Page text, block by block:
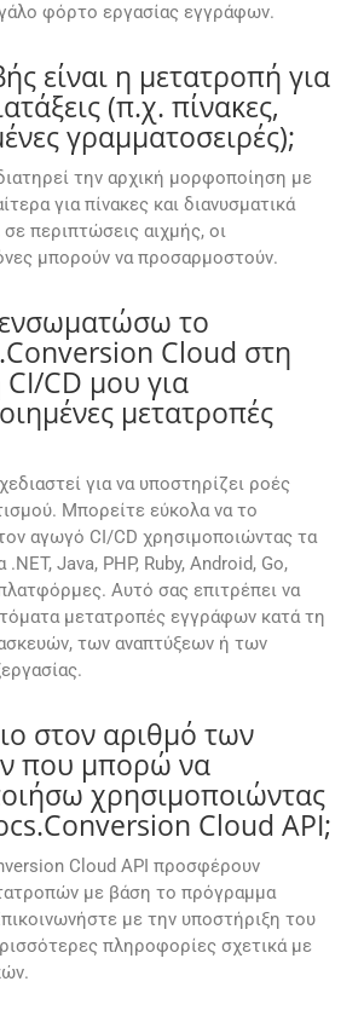
φόρτο εργασίας εγγράφων.
είναι η μετατροπή για
(π.χ. πίνακες,
γραμματοσειρές);
την αρχική μορφοποίηση με
για πίνακες και διανυσματικά
περιπτώσεις αιχμής, οι
μπορούν να προσαρμοστούν.
το
Cloud στη
CI/CD μου για
μετατροπές
για να υποστηρίζει ροές
Μπορείτε εύκολα να το
αγωγό CI/CD χρησιμοποιώντας τα
.NET, Java, PHP, Ruby, Android, Go,
Αυτό σας επιτρέπει να
μετατροπές εγγράφων κατά τη
των αναπτύξεων ή των
στον αριθμό των
που μπορώ να
χρησιμοποιώντας
Cloud API;
Cloud API προσφέρουν
με βάση το πρόγραμμα
με την υποστήριξη του
πληροφορίες σχετικά με